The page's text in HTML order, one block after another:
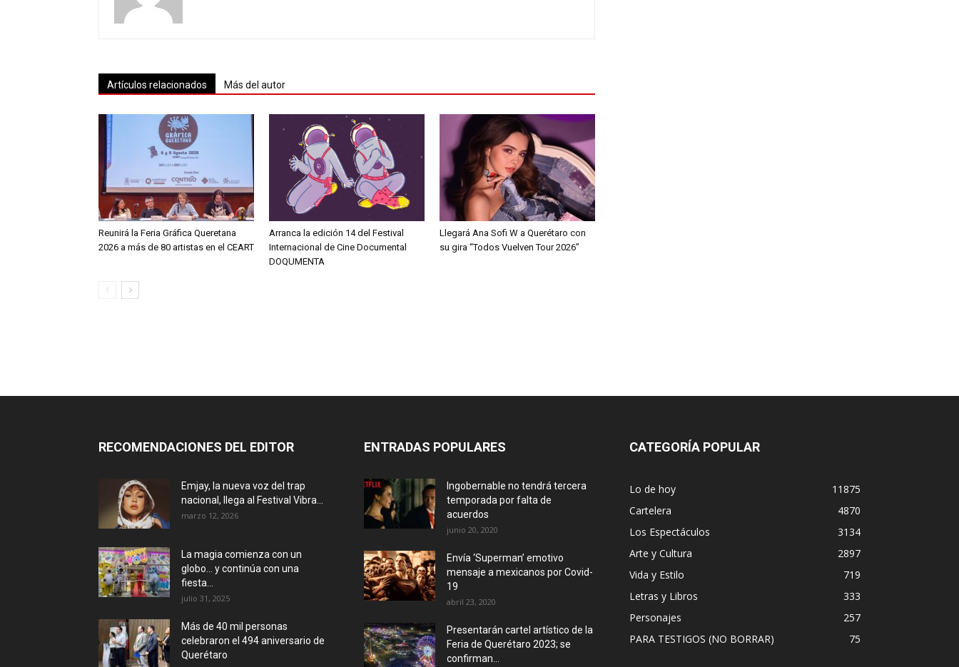
Artículos relacionados Más del autor
Reunirá la Feria Gráfica Queretana
2026 a más de 80 artistas en el CEART
Arranca la edición 14 del Festival
Internacional de Cine Documental
DOQUMENTA
Llegará Ana Sofi W a Querétaro con
su gira “Todos Vuelven Tour 2026”
RECOMENDACIONES DEL EDITOR
Emjay, la nueva voz del trap
nacional, llega al Festival Vibra...
marzo 12, 2026
La magia comienza con un
globo… y continúa con una
fiesta...
julio 31, 2025
Más de 40 mil personas
celebraron el 494 aniversario de
Querétaro
ENTRADAS POPULARES
Ingobernable no tendrá tercera
temporada por falta de
acuerdos
junio 20, 2020
Envía ‘Superman’ emotivo
mensaje a mexicanos por Covid-
19
abril 23, 2020
Presentarán cartel artístico de la
Feria de Querétaro 2023; se
confirman...
CATEGORÍA POPULAR
Lo de hoy
11875
Cartelera
4870
Los Espectáculos
3134
Arte y Cultura
2897
Vida y Estilo
719
Letras y Libros
333
Personajes
257
PARA TESTIGOS (NO BORRAR)
75